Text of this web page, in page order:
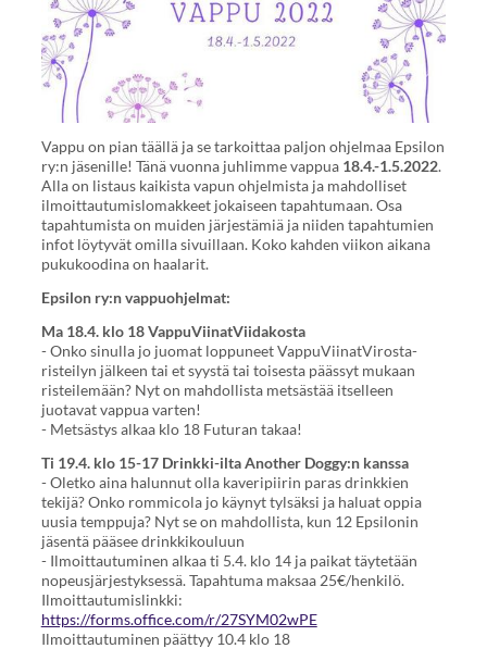
Vappu on pian täällä ja se tarkoittaa paljon ohjelmaa Epsilon
ry:n jäsenille! Tänä vuonna juhlimme vappua 18.4.-1.5.2022.
Alla on listaus kaikista vapun ohjelmista ja mahdolliset
ilmoittautumislomakkeet jokaiseen tapahtumaan. Osa
tapahtumista on muiden järjestämiä ja niiden tapahtumien
infot löytyvät omilla sivuillaan. Koko kahden viikon aikana
pukukoodina on haalarit.
Epsilon ry:n vappuohjelmat:
Ma 18.4. klo 18 VappuViinatViidakosta
- Onko sinulla jo juomat loppuneet VappuViinatVirosta-
risteilyn jälkeen tai et syystä tai toisesta päässyt mukaan
risteilemään? Nyt on mahdollista metsästää itselleen
juotavat vappua varten!
- Metsästys alkaa klo 18 Futuran takaa!
Ti 19.4. klo 15-17 Drinkki-ilta Another Doggy:n kanssa
- Oletko aina halunnut olla kaveripiirin paras drinkkien
tekijä? Onko rommicola jo käynyt tylsäksi ja haluat oppia
uusia temppuja? Nyt se on mahdollista, kun 12 Epsilonin
jäsentä pääsee drinkkikouluun
- Ilmoittautuminen alkaa ti 5.4. klo 14 ja paikat täytetään
nopeusjärjestyksessä. Tapahtuma maksaa 25€/henkilö.
Ilmoittautumislinkki:
https://forms.office.com/r/27SYM02wPE
Ilmoittautuminen päättyy 10.4 klo 18